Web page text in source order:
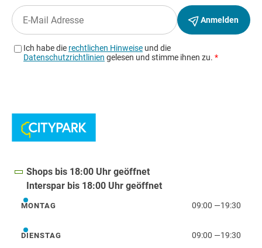
Shops bis 18:00 Uhr geöffnet
Interspar bis 18:00 Uhr geöffnet
Montag
MONTAG 09:00 —19:30
Dienstag
DIENSTAG 09:00 —19:30